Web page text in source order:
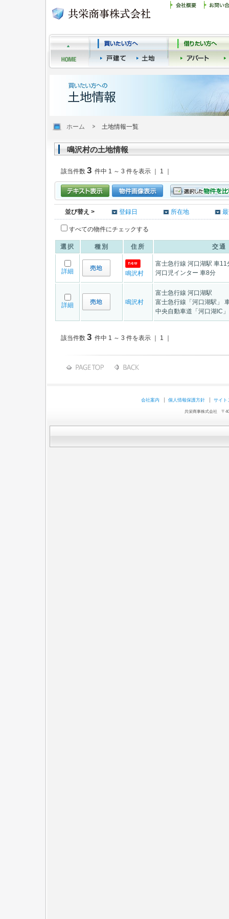
ホーム 土地情報一覧
鳴沢村の土地情報
該当件数 3 件中 1 ～ 3 件を表示 ｜ 1 ｜
並び替え > 登録日 所在地
すべての物件にチェックする
選択 種別 住所 交通
詳細 鳴沢村
富士急行線 河口湖駅 車11
河口児インター 車8分
詳細 鳴沢村
富士急行線 河口湖駅
富士急行線「河口湖駅」
中央自動車道「河口湖IC
該当件数 3 件中 1 ～ 3 件を表示 ｜ 1 ｜
会社案内 個人情報保護方針 サイト
共栄商事株式会社 〒